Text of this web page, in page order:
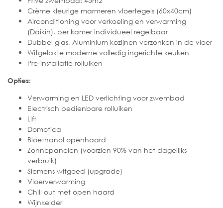
Crème kleurige marmeren vloertegels (60x40cm)
Airconditioning voor verkoeling en verwarming
(Daikin), per kamer individueel regelbaar
Dubbel glas, Aluminium kozijnen verzonken in de vloer
Witgelakte moderne volledig ingerichte keuken
Pre-installatie rolluiken
Opties:
Verwarming en LED verlichting voor zwembad
Electrisch bedienbare rolluiken
Lift
Domotica
Bioethanol openhaard
Zonnepanelen (voorzien 90% van het dagelijks
verbruik)
Siemens witgoed (upgrade)
Vloerverwarming
Chill out met open haard
Wijnkelder